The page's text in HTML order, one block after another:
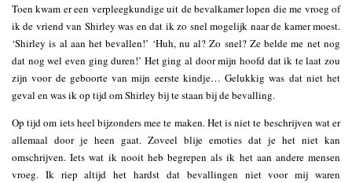
Toen kwam er een verpleegkundige uit de bevalkamer lopen die me vroeg of
ik de vriend van Shirley was en dat ik zo snel mogelijk naar de kamer moest.
‘Shirley is al aan het bevallen!’ ‘Huh, nu al? Zo snel? Ze belde me net nog
dat nog wel even ging duren!’ Het ging al door mijn hoofd dat ik te laat zou
zijn voor de geboorte van mijn eerste kindje… Gelukkig was dat niet het
geval en was ik op tijd om Shirley bij te staan bij de bevalling.
Op tijd om iets heel bijzonders mee te maken. Het is niet te beschrijven wat er
allemaal door je heen gaat. Zoveel blije emoties dat je het niet kan
omschrijven. Iets wat ik nooit heb begrepen als ik het aan andere mensen
vroeg. Ik riep altijd het hardst dat bevallingen niet voor mij waren